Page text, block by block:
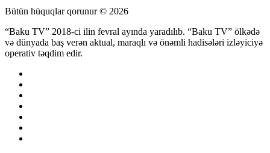
Bütün hüquqlar qorunur © 2026
“Baku TV” 2018-ci ilin fevral ayında yaradılıb. “Baku TV” ölkədə
və dünyada baş verən aktual, maraqlı və önəmli hadisələri izləyiciyə
operativ təqdim edir.